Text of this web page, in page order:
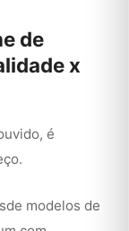
de
x
é
modelos de